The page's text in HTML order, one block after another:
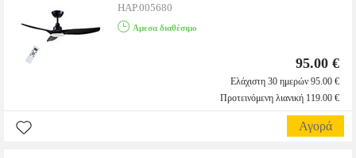
HAP.005680
Αμεσα διαθέσιμο
95.00 €
Ελάχιστη 30 ημερών 95.00 €
Προτεινόμενη λιανική 119.00 €
Αγορά